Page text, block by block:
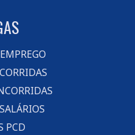
PCD